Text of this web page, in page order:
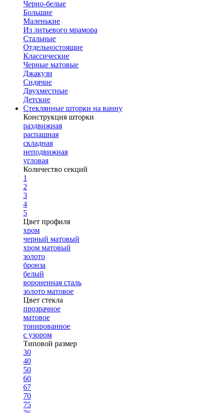
Черно-белые
Большие
Маленькие
Из литьевого мрамора
Стальные
Отдельностоящие
Классические
Черные матовые
Джакузи
Сидячие
Двухместные
Детские
Стеклянные шторки на ванну
Конструкция шторки
раздвижная
распашная
складная
неподвижная
угловая
Количество секций
1
2
3
4
5
Цвет профиля
хром
черный матовый
хром матовый
золото
бронза
белый
вороненная сталь
золото матовое
Цвет стекла
прозрачное
матовое
тонированное
с узором
Типовой размер
30
40
50
60
67
70
75